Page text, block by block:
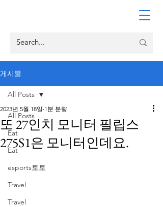
게시물
All Posts
Eat
Eat
esports토토
Travel
Travel
All Posts
또 27인치 모니터 필립스
275S1은 모니터인데요.
2023년 5월 18일 1분 분량